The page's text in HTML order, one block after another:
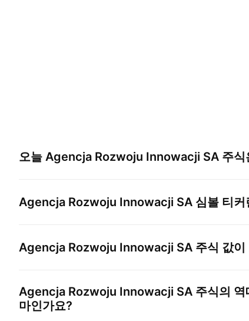
오늘 Agencja Rozwoju Innowacji SA 주식
Agencja Rozwoju Innowacji SA 심볼 티
Agencja Rozwoju Innowacji SA 주식 값
Agencja Rozwoju Innowacji SA 주식의 역
마인가요?